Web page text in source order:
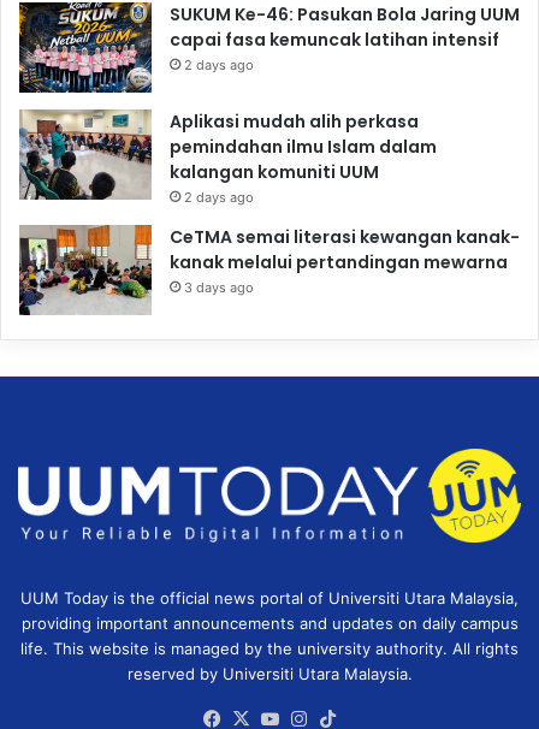
SUKUM Ke-46: Pasukan Bola Jaring UUM
capai fasa kemuncak latihan intensif
2 days ago
Aplikasi mudah alih perkasa
pemindahan ilmu Islam dalam
kalangan komuniti UUM
2 days ago
CeTMA semai literasi kewangan kanak-
kanak melalui pertandingan mewarna
3 days ago
UUM Today is the official news portal of Universiti Utara Malaysia,
providing important announcements and updates on daily campus
life. This website is managed by the university authority. All rights
reserved by Universiti Utara Malaysia.
Facebook
X YouTubeInstagram